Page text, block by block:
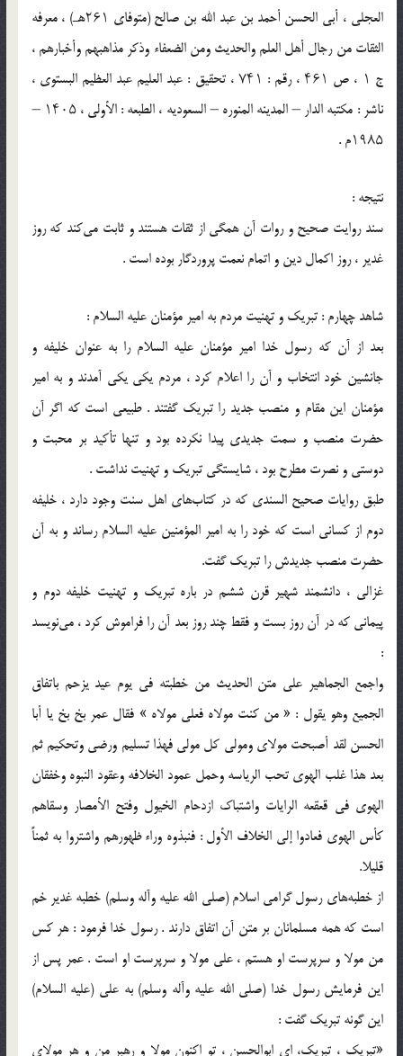
العجلی ، أبی الحسن أحمد بن عبد الله بن صالح (متوفای ۲۶۱هـ) ، معرفه
الثقات من رجال أهل العلم والحدیث ومن الضعفاء وذکر مذاهبهم وأخبارهم ،
ج ۱ ، ص ۴۶۱ ، رقم : ۷۴۱ ، تحقیق : عبد العلیم عبد العظیم البستوی ،
ناشر : مکتبه الدار – المدینه المنوره – السعودیه ، الطبعه : الأولى ، ۱۴۰۵ –
۱۹۸۵م .
نتیجه :
سند روایت صحیح و روات آن همگی از ثقات هستند و ثابت می‌کند که روز
غدیر ، روز اکمال دین و اتمام نعمت پروردگار بوده است .
شاهد چهارم : تبریک و تهنیت مردم به امیر مؤمنان علیه السلام :
بعد از آن که رسول خدا امیر مؤمنان علیه السلام را به عنوان خلیفه و
جانشین خود انتخاب و آن را اعلام کرد ، مردم یکی یکی آمدند و به امیر
مؤمنان این مقام و منصب جدید را تبریک گفتند . طبیعی است که اگر آن
حضرت منصب و سمت جدیدی پیدا نکرده بود و تنها تأکید بر محبت و
دوستی و نصرت مطرح بود ، شایستگی تبریک و تهنیت نداشت .
طبق روایات صحیح السندی که در کتاب‌های اهل سنت وجود دارد ، خلیفه
دوم از کسانی است که خود را به امیر المؤمنین علیه السلام رساند و به آن
حضرت منصب جدیدش را تبریک گفت.
غزالی ، دانشمند شهیر قرن ششم در باره تبریک و تهنیت خلیفه دوم و
پیمانی که در آن روز بست و فقط چند روز بعد آن را فراموش کرد ، می‌نویسد
:
واجمع الجماهیر على متن الحدیث من خطبته فی یوم عید یزحم باتفاق
الجمیع وهو یقول : « من کنت مولاه فعلی مولاه » فقال عمر بخ بخ یا أبا
الحسن لقد أصبحت مولای ومولى کل مولى فهذا تسلیم ورضى وتحکیم ثم
بعد هذا غلب الهوى تحب الریاسه وحمل عمود الخلافه وعقود النبوه وخفقان
الهوى فی قعقعه الرایات واشتباک ازدحام الخیول وفتح الأمصار وسقاهم
کأس الهوى فعادوا إلى الخلاف الأول : فنبذوه وراء ظهورهم واشتروا به ثمناً
قلیلا.
از خطبه‌های رسول گرامی اسلام (صلی الله علیه وآله وسلم) خطبه غدیر خم
است که همه مسلمانان بر متن آن اتفاق دارند . رسول خدا فرمود : هر کس
من مولا و سرپرست او هستم ، علی مولا و سرپرست او است . عمر پس از
این فرمایش رسول خدا (صلی الله علیه وآله وسلم) به علی (علیه السلام)
این گونه تبریک گفت :
«تبریک ، تبریک، ای ابوالحسن ، تو اکنون مولا و رهبر من و هر مولای